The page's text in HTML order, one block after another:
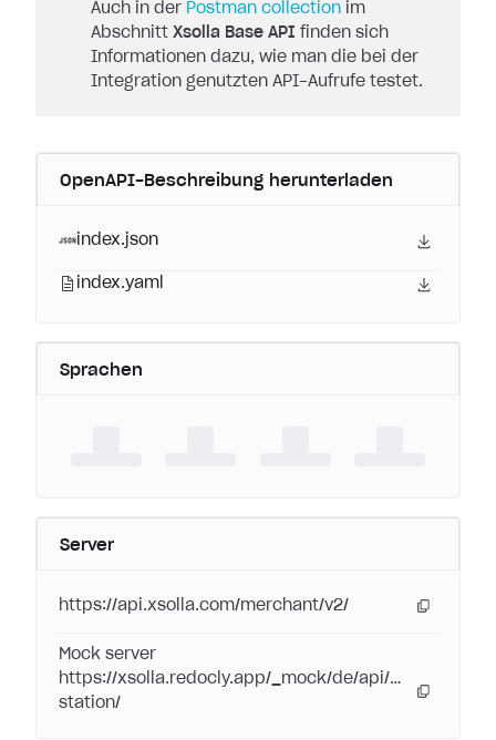
Auch in der Postman collection im
Abschnitt Xsolla Base API finden sich
Informationen dazu, wie man die bei der
Integration genutzten API-Aufrufe testet.
OpenAPI-Beschreibung herunterladen
index.json
index.yaml
Sprachen
Server
https://api.xsolla.com/merchant/v2/
Mock server
https://xsolla.redocly.app/_mock/de/api/pay-
station/